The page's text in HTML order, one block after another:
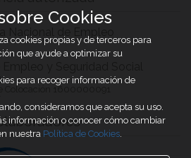
Colocación 1600000091
Cookies
cookies propias y de terceros para
que ayude a optimizar su
para recoger información de
consideramos que acepta su uso.
información o conocer cómo cambiar
nuestra Política de Cookies.